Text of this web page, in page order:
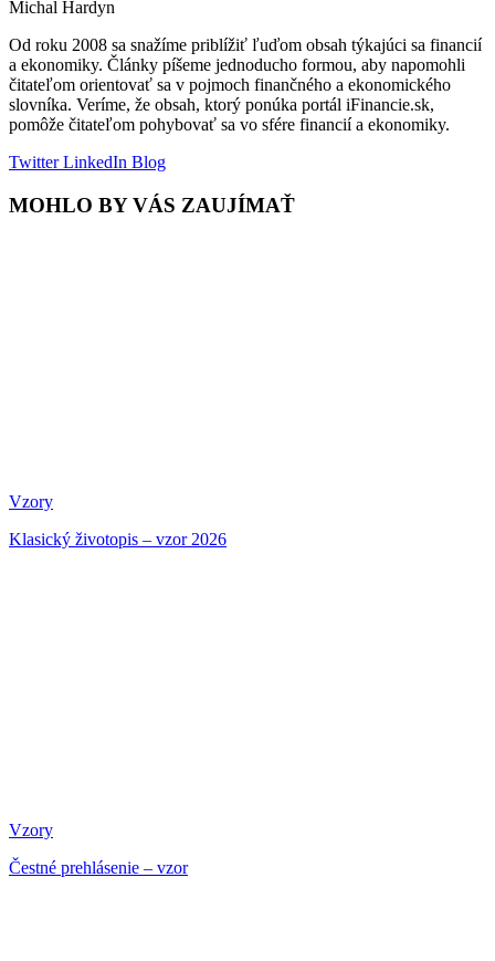
Michal Hardyn
Od roku 2008 sa snažíme priblížiť ľuďom obsah týkajúci sa financií
a ekonomiky. Články píšeme jednoducho formou, aby napomohli
čitateľom orientovať sa v pojmoch finančného a ekonomického
slovníka. Veríme, že obsah, ktorý ponúka portál iFinancie.sk,
pomôže čitateľom pohybovať sa vo sfére financií a ekonomiky.
TwitterLinkedIn Blog
MOHLO BY VÁS ZAUJÍMAŤ
Vzory
Klasický životopis – vzor 2026
Vzory
Čestné prehlásenie – vzor